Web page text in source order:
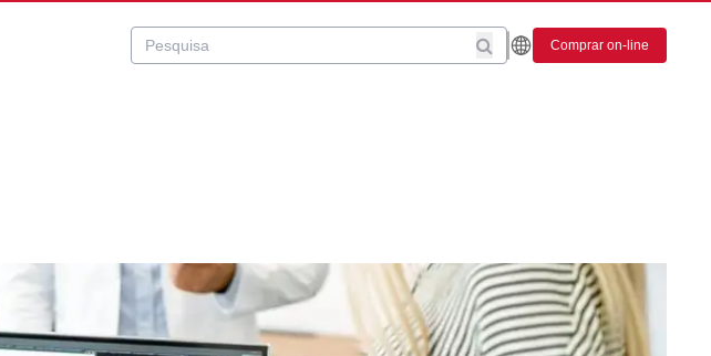
Comprar on-line